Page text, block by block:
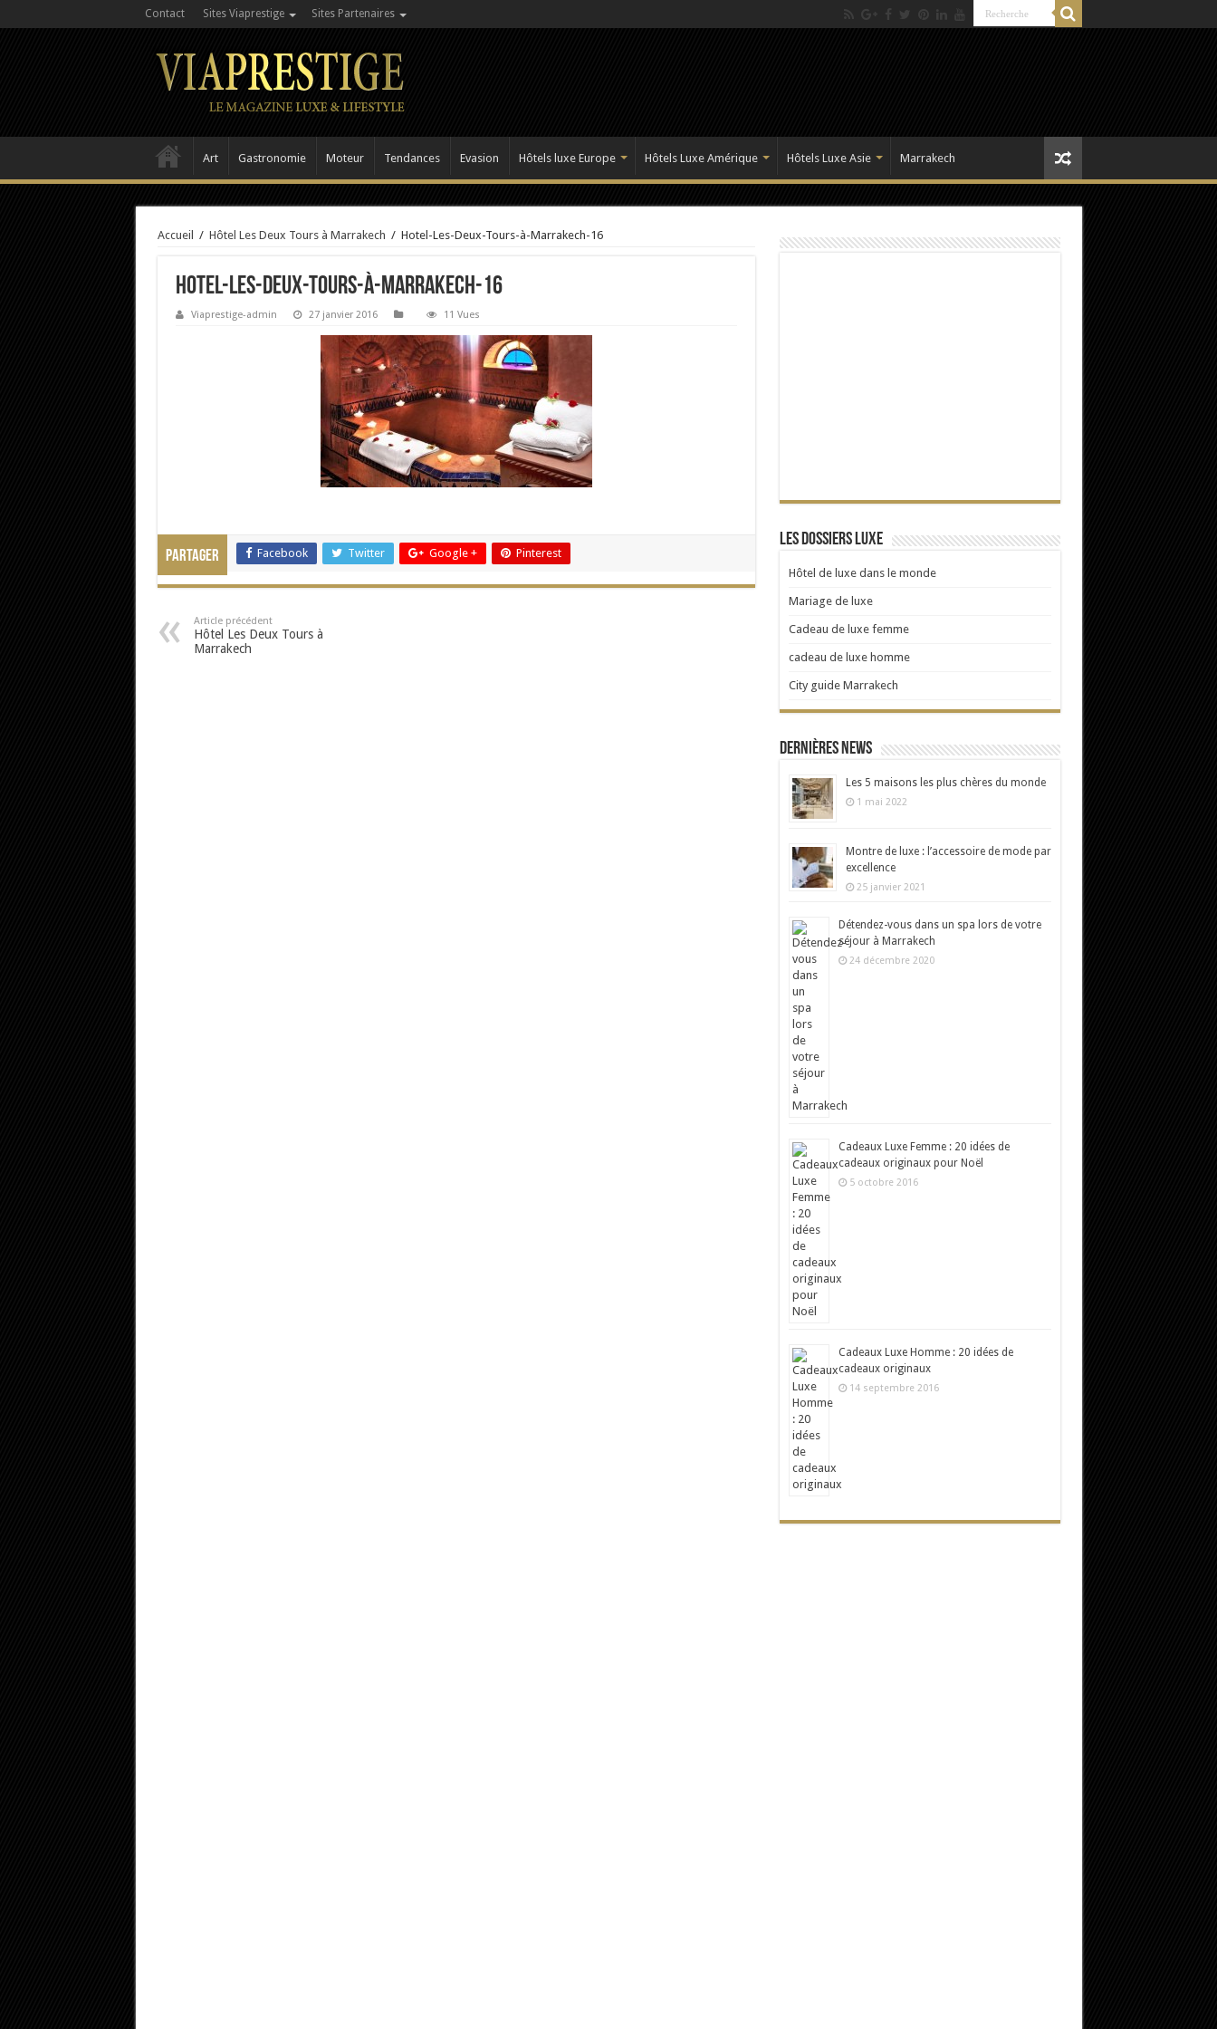
Contact Sites Viaprestige Sites Partenaires
Art Gastronomie Moteur Tendances Evasion Hôtels luxe Europe Hôtels Luxe Amérique Hôtels Luxe Asie Marrakech
Accueil / Hôtel Les Deux Tours à Marrakech / Hotel-Les-Deux-Tours-à-Marrakech-16
Hotel-Les-Deux-Tours-à-Marrakech-16
Viaprestige-admin 27 janvier 2016 11 Vues
Partager Facebook Twitter Google + Pinterest
Article précédent
Hôtel Les Deux Tours à
Marrakech
Les dossiers Luxe
Hôtel de luxe dans le monde
Mariage de luxe
Cadeau de luxe femme
cadeau de luxe homme
City guide Marrakech
Dernières news
Les 5 maisons les plus chères du monde
1 mai 2022
Montre de luxe : l’accessoire de mode par
excellence
25 janvier 2021
Détendez-vous dans un spa lors de votre
séjour à Marrakech
24 décembre 2020
Cadeaux Luxe Femme : 20 idées de
cadeaux originaux pour Noël
5 octobre 2016
Cadeaux Luxe Homme : 20 idées de
cadeaux originaux
14 septembre 2016